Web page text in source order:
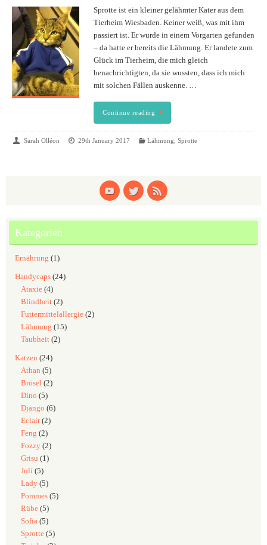
Sprotte ist ein kleiner gelähmter Kater aus dem
Tierheim Wiesbaden. Keiner weiß, was mit ihm
passiert ist. Er wurde in einem Vorgarten gefunden
– da hatte er bereits die Lähmung. Er landete zum
Glück im Tierheim, die mich gleich
benachrichtigten, da sie wussten, dass ich mich
mit solchen Fällen auskenne. …
Continue reading
Sarah Olléon 29th January 2017 Lähmung, Sprotte
Kategorien
Ernährung (1)
Handycaps (24)
Ataxie (4)
Blindheit (2)
Futtermittelallergie (2)
Lähmung (15)
Taubheit (2)
Katzen (24)
Athan (5)
Brösel (2)
Dino (5)
Django (6)
Eclair(2)
Feng (2)
Fozzy (2)
Grisu (1)
Juli (5)
Lady (5)
Pommes (5)
Rübe (5)
Sofia (5)
Sprotte (5)